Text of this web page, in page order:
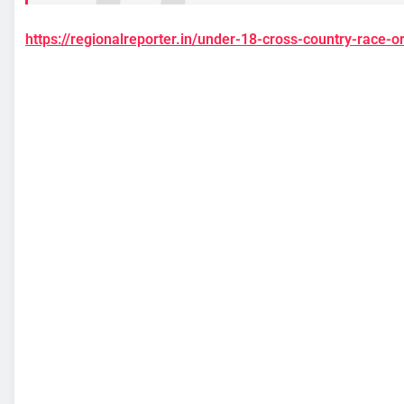
https://regionalreporter.in/under-18-cross-country-race-